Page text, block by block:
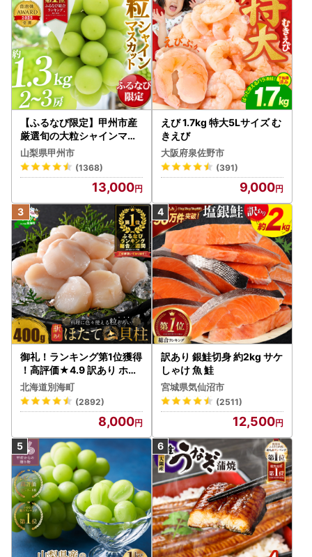
【ふるなび限定】甲州市産
厳選旬の大粒シャインマス
カット 約1.3kg 2～3房【2
026年発送】（MG）B12-
472 FN-Limited-VO シャ
インマスカット フルーツ
山梨県甲州市
(1368)
13,000
えび 1.7kg 特大5Lサイズ む
きえび
大阪府泉佐野市
(391)
9,000
御礼！ランキング第1位獲得
！高評価★4.9 訳あり ホタ
テ 400g（ほたて 帆立 貝柱
冷凍 ）
北海道別海町
(2892)
8,000
訳あり 銀鮭切身 約2kg サケ
しゃけ 魚 鮭
宮城県気仙沼市
(2511)
12,500